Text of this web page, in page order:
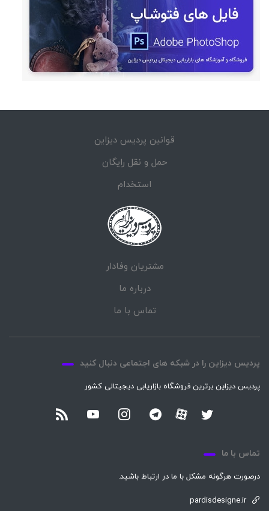
قوانین پردیس دیزاین
حمل و نقل رایگان
استخدام
مشتریان وفادار
درباره ما
تماس با ما
پردیس دیزاین را در شبکه های اجتماعی دنبال کنید
پردیس دیزاین برترین فروشگاه بازاریابی دیجیتالی کشور
تماس با ما
درصورت هرگونه مشکل با ما در ارتباط باشید.
pardisdesigne.ir